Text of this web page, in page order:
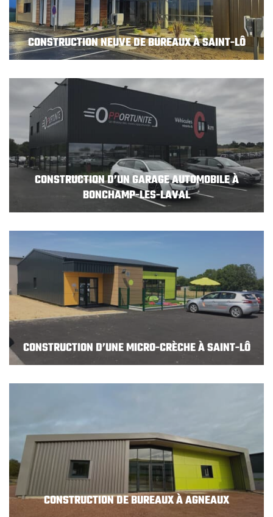
CONSTRUCTION NEUVE DE BUREAUX À SAINT-LÔ
CONSTRUCTION D’UN GARAGE AUTOMOBILE À
BONCHAMP-LES-LAVAL
CONSTRUCTION D’UNE MICRO-CRÈCHE À SAINT-LÔ
CONSTRUCTION DE BUREAUX À AGNEAUX